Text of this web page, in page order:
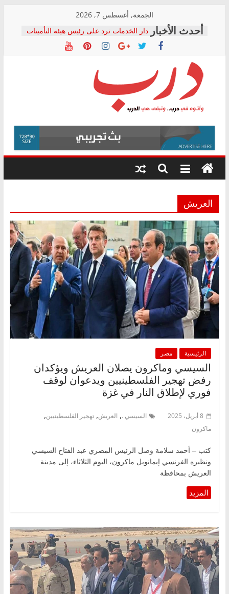
content
الجمعة, أغسطس 7, 2026
دار الخدمات ترد على رئيس هيئة التأمينات
بعد مؤتمره الصحفي: إنكار الأزمة لا ينهي
معاناة أصحاب المعاشات.. ونطالب بكشف
فرحات سليمان يكتب: القطاع الصحي إلى
أين؟
حزب التحالف الشعبي يطلق لجنة “الحق
في الصحة” بالإسكندرية لرصد الانتهاكات
ودعم المرضى
الوزاري لمدينة الصحفيين.. وانتهاء أعمال
إنشاء المبنى الإداري
المجلس القومي لحقوق الإنسان يعلن
متابعة قضية الدكتور محمد زهران.. ويؤكد:
قرينة البراءة وضمانات المحاكمة العادلة
درب
وأتوه
درب..
وتبقى
هي
العريش
الرئيسية مصر
السيسي وماكرون يصلان العريش ويؤكدان
رفض تهجير الفلسطينيين ويدعوان لوقف
فوري لإطلاق النار في غزة
8 أبريل، 2025 السيسي ., العريش, تهجير الفلسطينيين,
ماكرون
كتب – أحمد سلامة وصل الرئيس المصري عبد الفتاح السيسي
ونظيره الفرنسي إيمانويل ماكرون، اليوم الثلاثاء، إلى مدينة
العريش بمحافظة